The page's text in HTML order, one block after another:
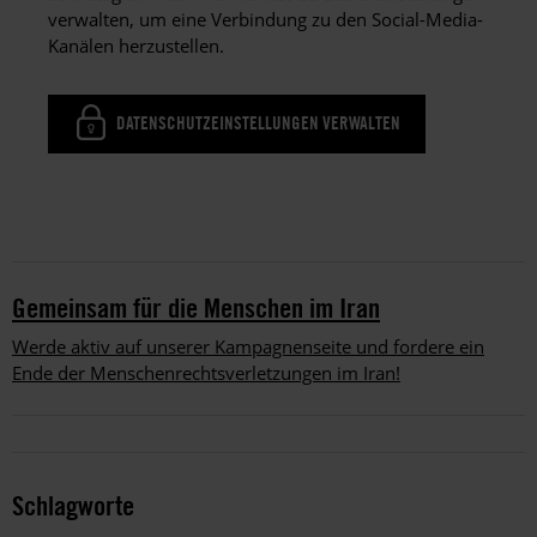
verwalten, um eine Verbindung zu den Social-Media-
Kanälen herzustellen.
DATENSCHUTZEINSTELLUNGEN VERWALTEN
Gemeinsam für die Menschen im Iran
Werde aktiv auf unserer Kampagnenseite und fordere ein
Ende der Menschenrechtsverletzungen im Iran!
Schlagworte